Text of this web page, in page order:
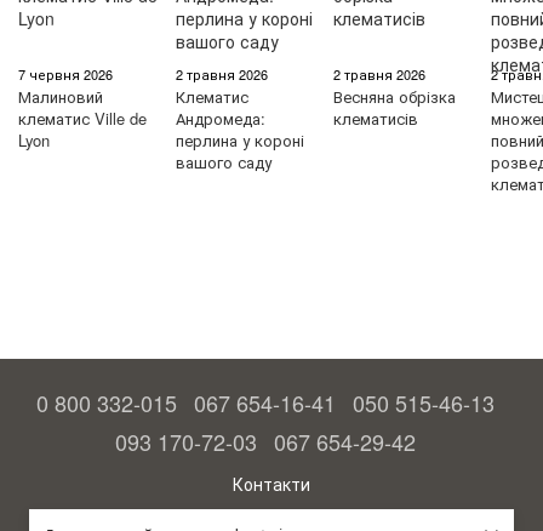
7 червня 2026
Малиновий
клематис Ville de
Lyon
2 травня 2026
Клематис
Андромеда:
перлина у короні
вашого саду
2 травня 2026
Весняна обрізка
клематисів
2
повний
0 800 332-015 067 654-16-41
050 515-46-13
093 170-72-03 067 654-29-42
Контакти
Повна версія сайту